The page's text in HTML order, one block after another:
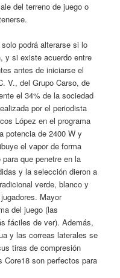
del terreno de juego o
podrá alterarse si lo
y si existe acuerdo entre
antes de iniciarse el
V., del Grupo Carso, de
el 34% de la sociedad
por el periodista
López en el programa
potencia de 2400 W y
el vapor de forma
que penetre en la
y la selección dieron a
verde, blanco y
Mayor
del juego (las
fáciles de ver). Además,
y las correas laterales se
tiras de compresión
son perfectos para